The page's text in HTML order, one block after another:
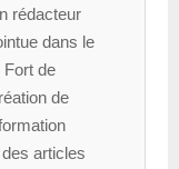
rédacteur
dans le
Fort de
de
articles